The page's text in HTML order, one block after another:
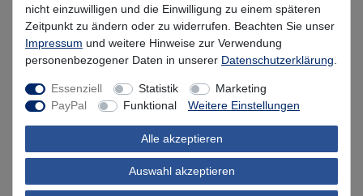
Informationen zur Berechnung des Liefertermins hier
Nur noch 5 Stück verfügbar
In den Warenkorb
nicht einzuwilligen und die Einwilligung zu einem späteren
Zeitpunkt zu ändern oder zu widerrufen. Beachten Sie unser
Impressum und weitere Hinweise zur Verwendung
personenbezogener Daten in unserer Daten­schutz­erklärung
Essenziell Statistik
Marketing
PayPal
Funktional Weitere Einstellungen
Alle akzeptieren
Auswahl akzeptieren